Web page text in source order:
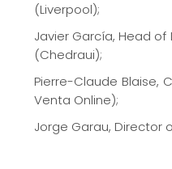
(Liverpool);
Javier García, Head
(Chedraui);
Pierre-Claude Blaise,
Venta Online);
Jorge Garau, Director